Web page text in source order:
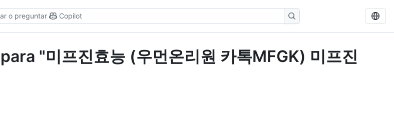
o preguntar Copilot
"미프진효능 (우먼온리원 카톡MFGK) 미프진